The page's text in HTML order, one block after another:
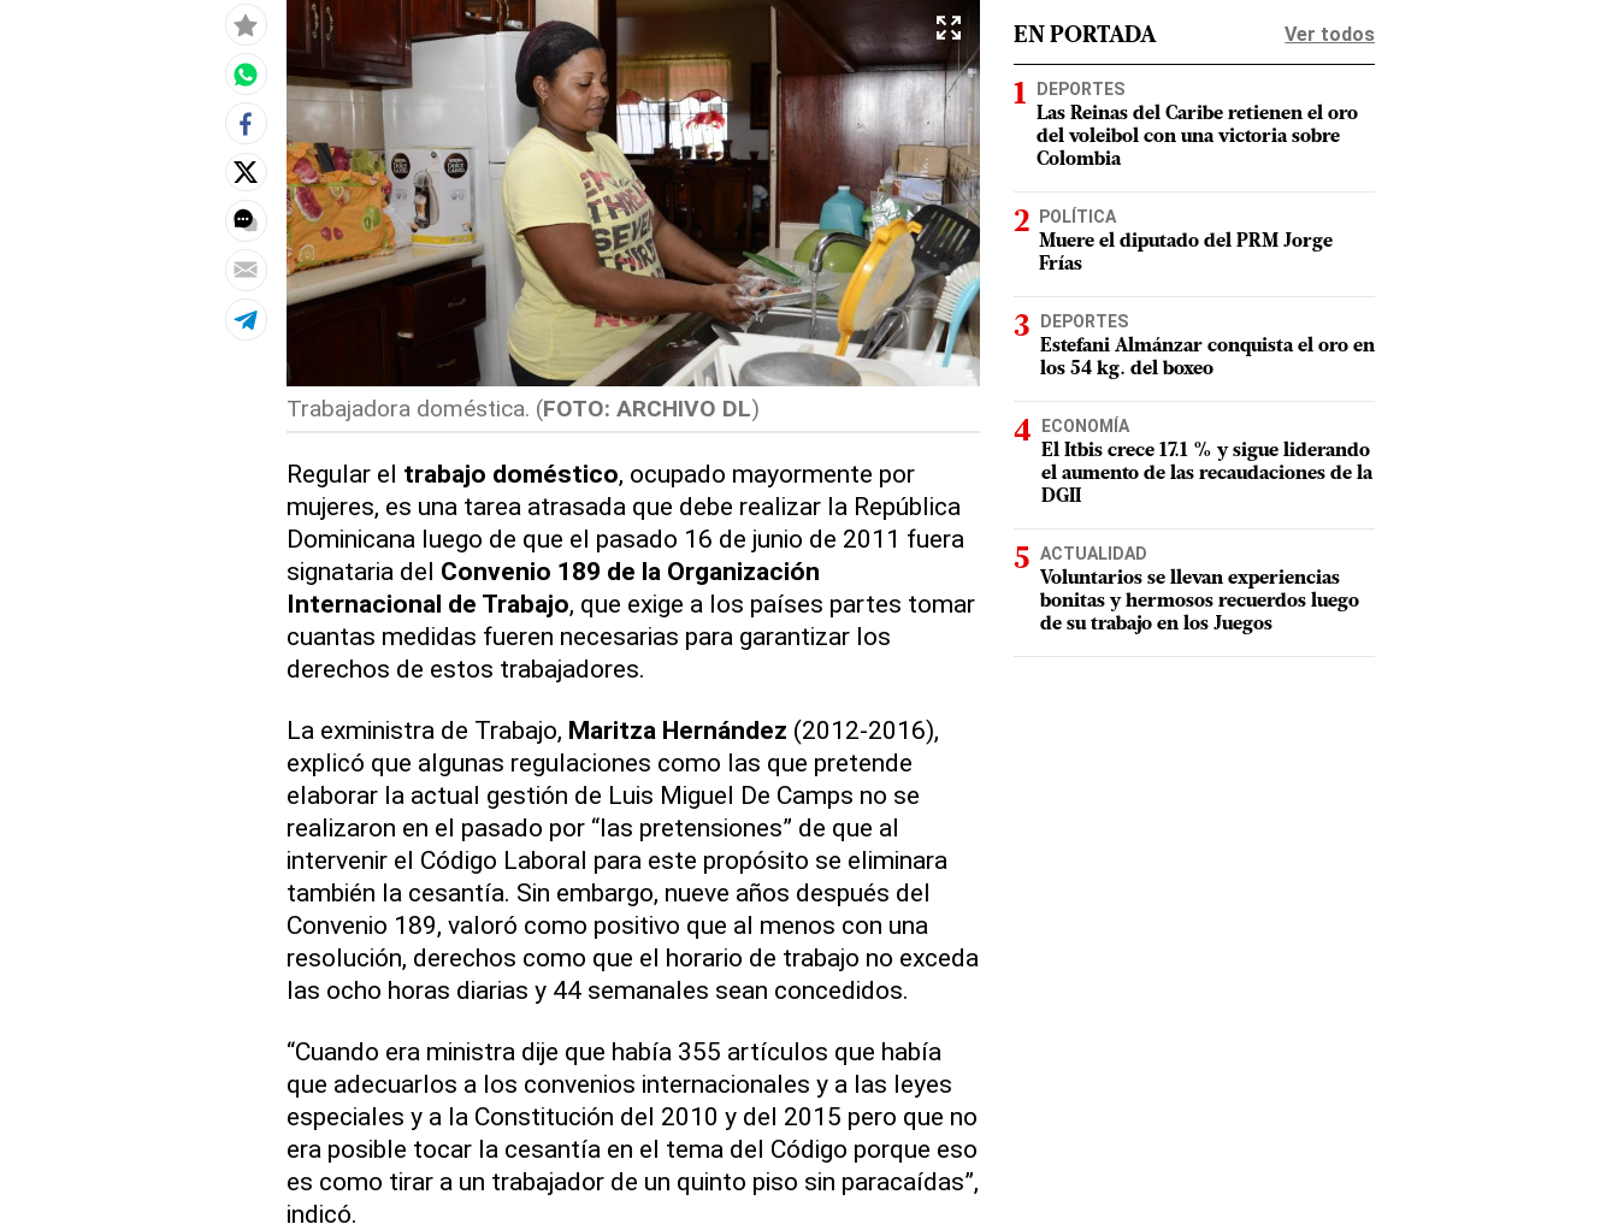
Trabajadora doméstica. (FOTO: ARCHIVO DL)
Regular el trabajo doméstico, ocupado mayormente por
mujeres, es una tarea atrasada que debe realizar la República
Dominicana luego de que el pasado 16 de junio de 2011 fuera
signataria del Convenio 189 de la Organización
Internacional de Trabajo, que exige a los países partes tomar
cuantas medidas fueren necesarias para garantizar los
derechos de estos trabajadores.
La exministra de Trabajo, Maritza Hernández (2012-2016),
explicó que algunas regulaciones como las que pretende
elaborar la actual gestión de Luis Miguel De Camps no se
realizaron en el pasado por “las pretensiones” de que al
intervenir el Código Laboral para este propósito se eliminara
también la cesantía. Sin embargo, nueve años después del
Convenio 189, valoró como positivo que al menos con una
resolución, derechos como que el horario de trabajo no exceda
las ocho horas diarias y 44 semanales sean concedidos.
“Cuando era ministra dije que había 355 artículos que había
que adecuarlos a los convenios internacionales y a las leyes
especiales y a la Constitución del 2010 y del 2015 pero que no
era posible tocar la cesantía en el tema del Código porque eso
es como tirar a un trabajador de un quinto piso sin paracaídas”,
indicó.
EN PORTADA Ver todos
DEPORTES
Las Reinas del Caribe retienen el oro
del voleibol con una victoria sobre
Colombia
POLÍTICA
Muere el diputado del PRM Jorge
Frías
DEPORTES
Estefani Almánzar conquista el oro en
los 54 kg. del boxeo
ECONOMÍA
El Itbis crece 17.1 % y sigue liderando
el aumento de las recaudaciones de la
DGII
ACTUALIDAD
Voluntarios se llevan experiencias
bonitas y hermosos recuerdos luego
de su trabajo en los Juegos